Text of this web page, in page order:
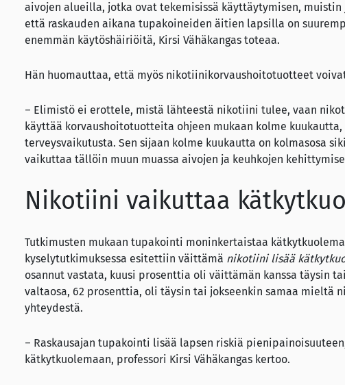
aivojen alueilla, jotka ovat tekemisissä käyttäytymisen, muistin
että raskauden aikana tupakoineiden äitien lapsilla on
enemmän käytöshäiriöitä, Kirsi Vähäkangas toteaa.
Hän huomauttaa, että myös nikotiinikorvaushoitotuotteet
– Elimistö ei erottele, mistä lähteestä nikotiini tulee, vaan
käyttää korvaushoitotuotteita ohjeen mukaan kolme
terveysvaikutusta. Sen sijaan kolme kuukautta on kolmasosa
vaikuttaa tällöin muun muassa aivojen ja keuhkojen
Nikotiini vaikuttaa
Tutkimusten mukaan tupakointi moninkertaistaa
kyselytutkimuksessa esitettiin väittämä nikotiini lisää
osannut vastata, kuusi prosenttia oli väittämän kanssa täysin
valtaosa, 62 prosenttia, oli täysin tai jokseenkin samaa mieltä
yhteydestä.
– Raskausajan tupakointi lisää lapsen riskiä
kätkytkuolemaan, professori Kirsi Vähäkangas kertoo.